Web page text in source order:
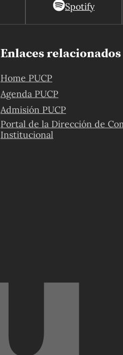
Spotify
Enlaces relacionados
Home PUCP
Agenda PUCP
Admisión PUCP
Portal de la Dirección de
Institucional